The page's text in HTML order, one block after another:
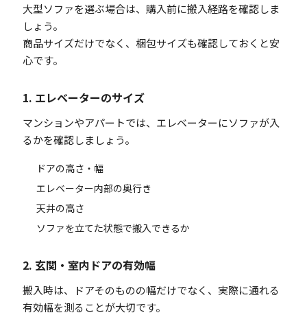
大型ソファを選ぶ場合は、購入前に搬入経路を確認しま
しょう。
商品サイズだけでなく、梱包サイズも確認しておくと安
心です。
1. エレベーターのサイズ
マンションやアパートでは、エレベーターにソファが入
るかを確認しましょう。
ドアの高さ・幅
エレベーター内部の奥行き
天井の高さ
ソファを立てた状態で搬入できるか
2. 玄関・室内ドアの有効幅
搬入時は、ドアそのものの幅だけでなく、実際に通れる
有効幅を測ることが大切です。